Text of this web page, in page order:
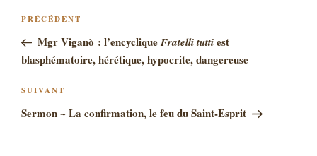
NAVIGATION
L’ARTICLE
Article
précédent
PRÉCÉDENT
Mgr Viganò : l’encycliqueFratelli tuttiest
blasphématoire, hérétique, hypocrite, dangereuse
Article
suivant
SUIVANT
Sermon ~ La confirmation, le feu du Saint-Esprit